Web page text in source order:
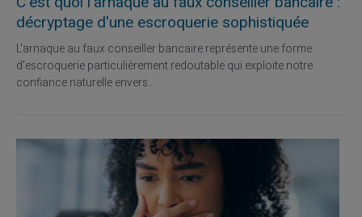
décryptage d'une escroquerie sophistiquée
L'arnaque au faux conseiller bancaire représente une forme
d'escroquerie particulièrement redoutable qui exploite notre
confiance naturelle envers...